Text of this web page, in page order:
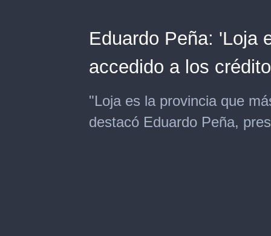
Eduardo Peña: 'Loja
accedido a los
"Loja es la provincia que
destacó Eduardo Peña,